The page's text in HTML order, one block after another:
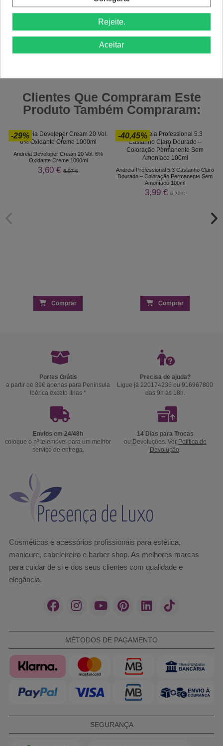
Clientes Que Compraram Este
Produto Também Compraram:
-29%
Andreia Developer Cream 20 Vol. 6%
Oxidante Creme 1000ml
3,60 € 5,07 €
Comprar
-40,45%
Andreia Professional 5.3 Castanho Claro
Dourado – Coloração Permanente Sem
Amoníaco 100ml
3,99 € 6,70 €
Comprar
Portes Grátis
a partir de 39€ apenas para Península
Ibérica exceto Ilhas *
Precisa de ajuda?
Ligue já 220174236 ou 916967800
das 9h às 18h.
Envios em 24/48h
coloque o nº telemóvel para um melhor
serviço de entrega.
14 Dias para Trocas
ou Devoluções. Ver Politica de
Devolução.
Cosméticos e acessórios profissionais para estética,
manicure, cabeleireiro e barber shop. As melhores marcas
para cuidar de si e dos seus clientes com qualidade e
elegância.
MÉTODOS DE PAGAMENTO
SEGURANÇA
Rejeite.
Aceitar